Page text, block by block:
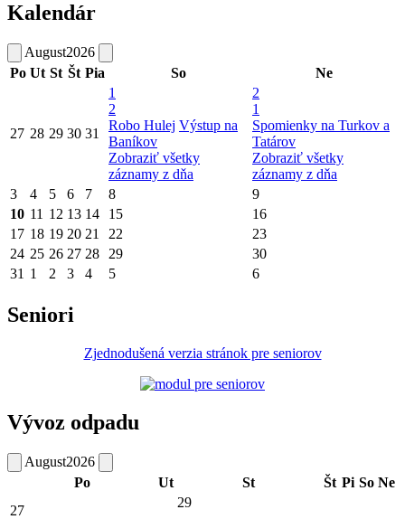
Kalendár
August2026
Po Ut St Št Pia So Ne
27 28 29 30 31
1
2
Robo Hulej Výstup na
Baníkov
Zobraziť všetky
záznamy z dňa
2
1
Spomienky na Turkov a
Tatárov
Zobraziť všetky
záznamy z dňa
3
4 5 6 7 8
9
10 11 12 13 14 15
16
17 18 19 20 21 22
23
24 25 26 27 28 29
30
31 1 2 3 4 5 6
Seniori
Zjednodušená verzia stránok pre seniorov
Vývoz odpadu
August2026
Po
Ut St Št Pi So Ne
27
29